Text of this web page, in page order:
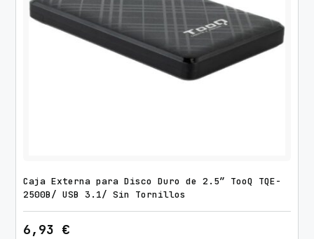
Caja Externa para Disco Duro de 2.5″ TooQ TQE-
2500B/ USB 3.1/ Sin Tornillos
6,93 €